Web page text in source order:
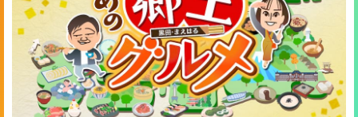
EN 検索 番組表